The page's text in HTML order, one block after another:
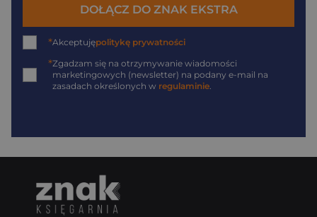
DOŁĄCZ DO ZNAK EKSTRA
*Akceptujępolitykę prywatności
*Zgadzam się na otrzymywanie wiadomości
marketingowych (newsletter) na podany e-mail na
zasadach określonych w regulaminie